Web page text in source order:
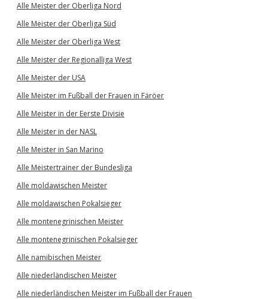
Alle Meister der Oberliga Nord
Alle Meister der Oberliga Süd
Alle Meister der Oberliga West
Alle Meister der Regionalliga West
Alle Meister der USA
Alle Meister im Fußball der Frauen in Färöer
Alle Meister in der Eerste Divisie
Alle Meister in der NASL
Alle Meister in San Marino
Alle Meistertrainer der Bundesliga
Alle moldawischen Meister
Alle moldawischen Pokalsieger
Alle montenegrinischen Meister
Alle montenegrinischen Pokalsieger
Alle namibischen Meister
Alle niederländischen Meister
Alle niederländischen Meister im Fußball der Frauen